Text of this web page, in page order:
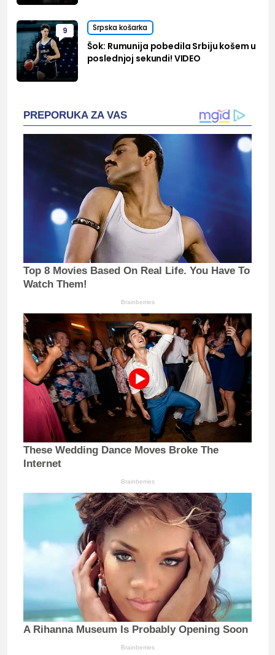
9 Srpska košarka
Šok: Rumunija pobedila Srbiju košem u
poslednjoj sekundi! VIDEO
PREPORUKA ZA VAS
Top 8 Movies Based On Real Life. You Have To
Watch Them!
Brainberries
These Wedding Dance Moves Broke The
Internet
Brainberries
A Rihanna Museum Is Probably Opening Soon
Brainberries